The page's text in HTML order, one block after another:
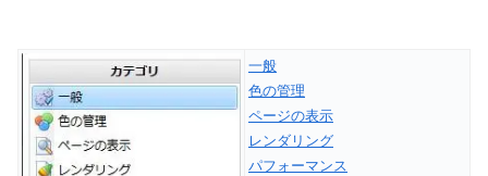
一般
色の管理
ページの表示
レンダリング
パフォーマンス